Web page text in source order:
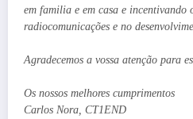
em familia e em casa e incentivando
radiocomunicações e no
Agradecemos a vossa atenção para
Os nossos melhores cumprimentos
Carlos Nora, CT1END